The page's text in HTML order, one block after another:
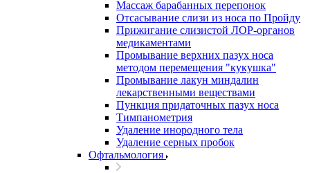
Массаж барабанных перепонок
Отсасывание слизи из носа по Пройду
Прижигание слизистой ЛОР-органов
медикаментами
Промывание верхних пазух носа
методом перемещения "кукушка"
Промывание лакун миндалин
лекарственными веществами
Пункция придаточных пазух носа
Тимпанометрия
Удаление инородного тела
Удаление серных пробок
Офтальмология